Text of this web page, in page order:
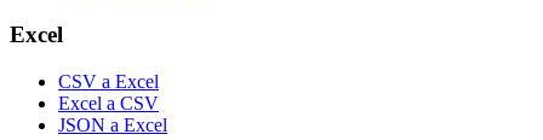
Excel
CSV a Excel
Excel a CSV
JSON a Excel